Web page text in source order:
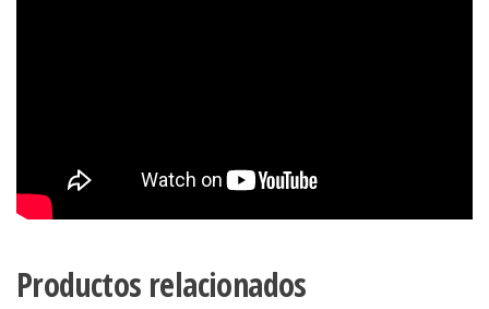
Productos relacionados